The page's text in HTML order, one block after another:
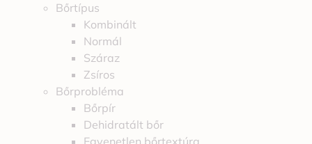
Bőrtípus
Kombinált
Normál
Száraz
Zsíros
Bőrprobléma
Bőrpír
Dehidratált bőr
Egyenetlen bőrtextúra